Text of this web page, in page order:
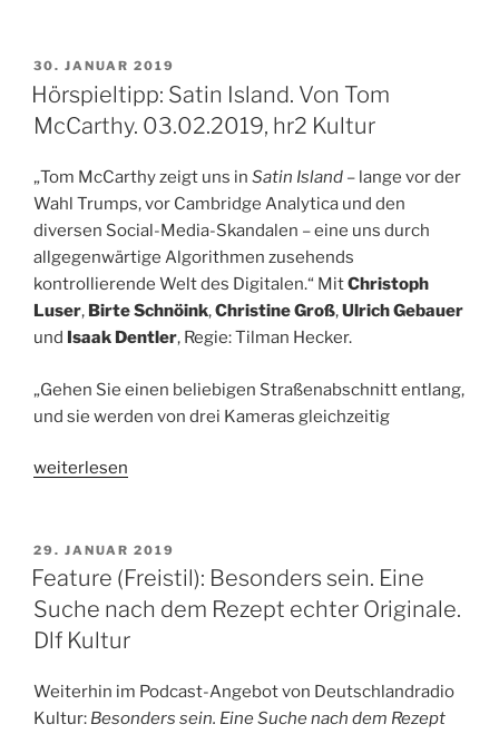
Andreas
Ammer,
Andreas
und
Martin
Gretschmann.
14.02.2019,
WDR
3“
VERÖFFENTLICHT
AM
30. JANUAR 2019
Hörspieltipp: Satin Island. Von Tom
McCarthy. 03.02.2019, hr2 Kultur
„Tom McCarthy zeigt uns in Satin Island – lange vor der
Wahl Trumps, vor Cambridge Analytica und den
diversen Social-Media-Skandalen – eine uns durch
allgegenwärtige Algorithmen zusehends
kontrollierende Welt des Digitalen.“ MitChristoph
Luser, Birte Schnöink,Christine Groß,Ulrich Gebauer
und Isaak Dentler, Regie: Tilman Hecker.
„Gehen Sie einen beliebigen Straßenabschnitt entlang,
und sie werden von drei Kameras gleichzeitig
„Hörspieltipp:
Von
Tom
McCarthy.
03.02.2019,
hr2
Kultur“
weiterlesen
VERÖFFENTLICHT
AM
29. JANUAR 2019
Feature (Freistil): Besonders sein. Eine
Suche nach dem Rezept echter Originale.
Dlf Kultur
Weiterhin im Podcast-Angebot von Deutschlandradio
Kultur: Besonders sein. Eine Suche nach dem Rezept